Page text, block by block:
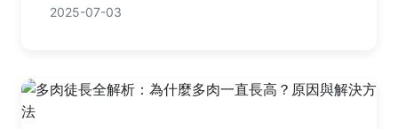
2025-07-03